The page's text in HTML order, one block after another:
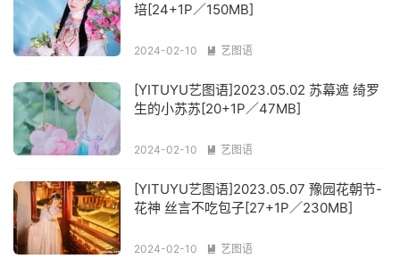
培[24+1P／150MB]
2024-02-10  艺图语
[YITUYU艺图语]2023.05.02 苏幕遮 绮罗
生的小苏苏[20+1P／47MB]
2024-02-10  艺图语
[YITUYU艺图语]2023.05.07 豫园花朝节-
花神 丝言不吃包子[27+1P／230MB]
2024-02-10  艺图语